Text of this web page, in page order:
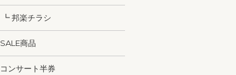
┗ 邦楽チラシ
SALE商品
コンサート半券